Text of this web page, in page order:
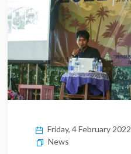
Friday, 4 February 2022
News